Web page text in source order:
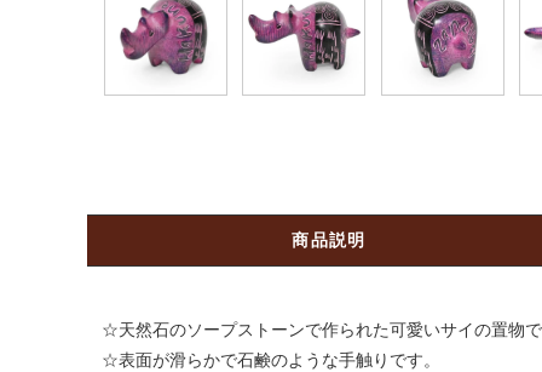
商品説明
☆天然石のソープストーンで作られた可愛いサイの置物
☆表面が滑らかで石鹸のような手触りです。